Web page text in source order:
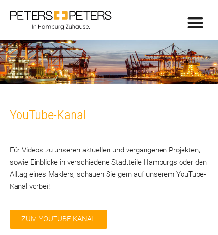
YouTube-Kanal
Für Videos zu unseren aktuellen und vergangenen Projekten,
sowie Einblicke in verschiedene Stadtteile Hamburgs oder den
Alltag eines Maklers, schauen Sie gern auf unserem YouTube-
Kanal vorbei!
ZUM YOUTUBE-KANAL